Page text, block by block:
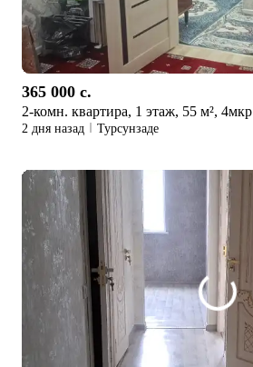
365 000 c.
2-комн. квартира, 1 этаж, 55 м², 4мкр
2 дня назад Турсунзаде